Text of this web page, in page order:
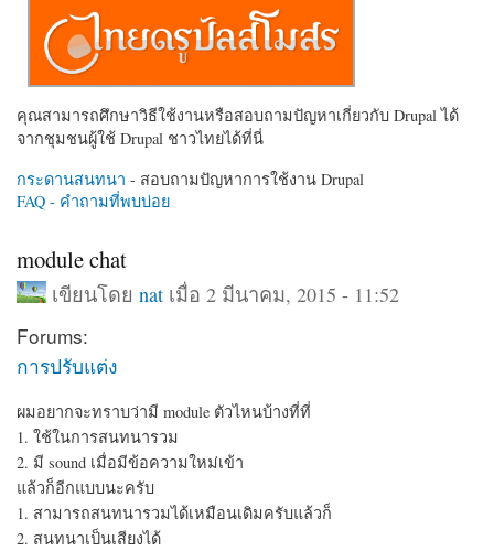
คุณสามารถศึกษาวิธีใช้งานหรือสอบถามปัญหาเกี่ยวกับ Drupal ได้
จากชุมชนผู้ใช้ Drupal ชาวไทยได้ที่นี่
กระดานสนทนา - สอบถามปัญหาการใช้งาน Drupal
FAQ - คำถามที่พบบ่อย
module chat
เขียนโดย natเมื่อ 2 มีนาคม, 2015 - 11:52
Forums:
การปรับแต่ง
ผมอยากจะทราบว่ามี module ตัวไหนบ้างที่ที่
1. ใช้ในการสนทนารวม
2. มี sound เมื่อมีข้อความใหม่เข้า
แล้วก็อีกแบบนะครับ
1. สามารถสนทนารวมได้เหมือนเดิมครับแล้วก็
2. สนทนาเป็นเสียงได้